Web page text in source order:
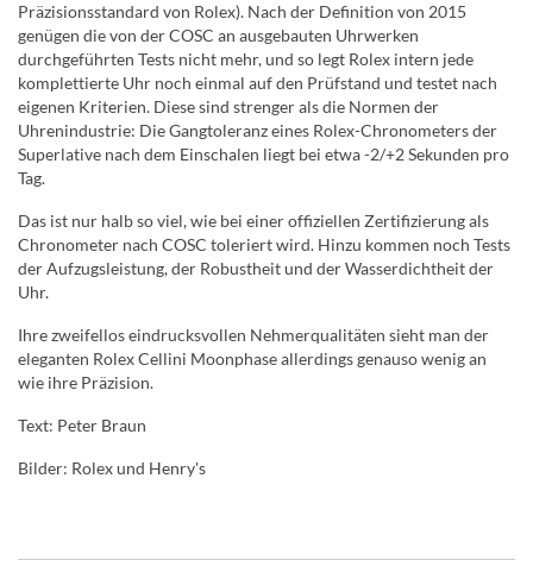
Präzisionsstandard von Rolex). Nach der Definition von 2015
genügen die von der COSC an ausgebauten Uhrwerken
durchgeführten Tests nicht mehr, und so legt Rolex intern jede
komplettierte Uhr noch einmal auf den Prüfstand und testet nach
eigenen Kriterien. Diese sind strenger als die Normen der
Uhrenindustrie: Die Gangtoleranz eines Rolex-Chronometers der
Superlative nach dem Einschalen liegt bei etwa -2/+2 Sekunden pro
Tag.
Das ist nur halb so viel, wie bei einer offiziellen Zertifizierung als
Chronometer nach COSC toleriert wird. Hinzu kommen noch Tests
der Aufzugsleistung, der Robustheit und der Wasserdichtheit der
Uhr.
Ihre zweifellos eindrucksvollen Nehmerqualitäten sieht man der
eleganten Rolex Cellini Moonphase allerdings genauso wenig an
wie ihre Präzision.
Text: Peter Braun
Bilder: Rolex und Henry's